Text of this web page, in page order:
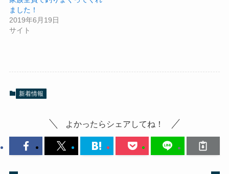
ました！
2019年6月19日
サイト
新着情報
よかったらシェアしてね！